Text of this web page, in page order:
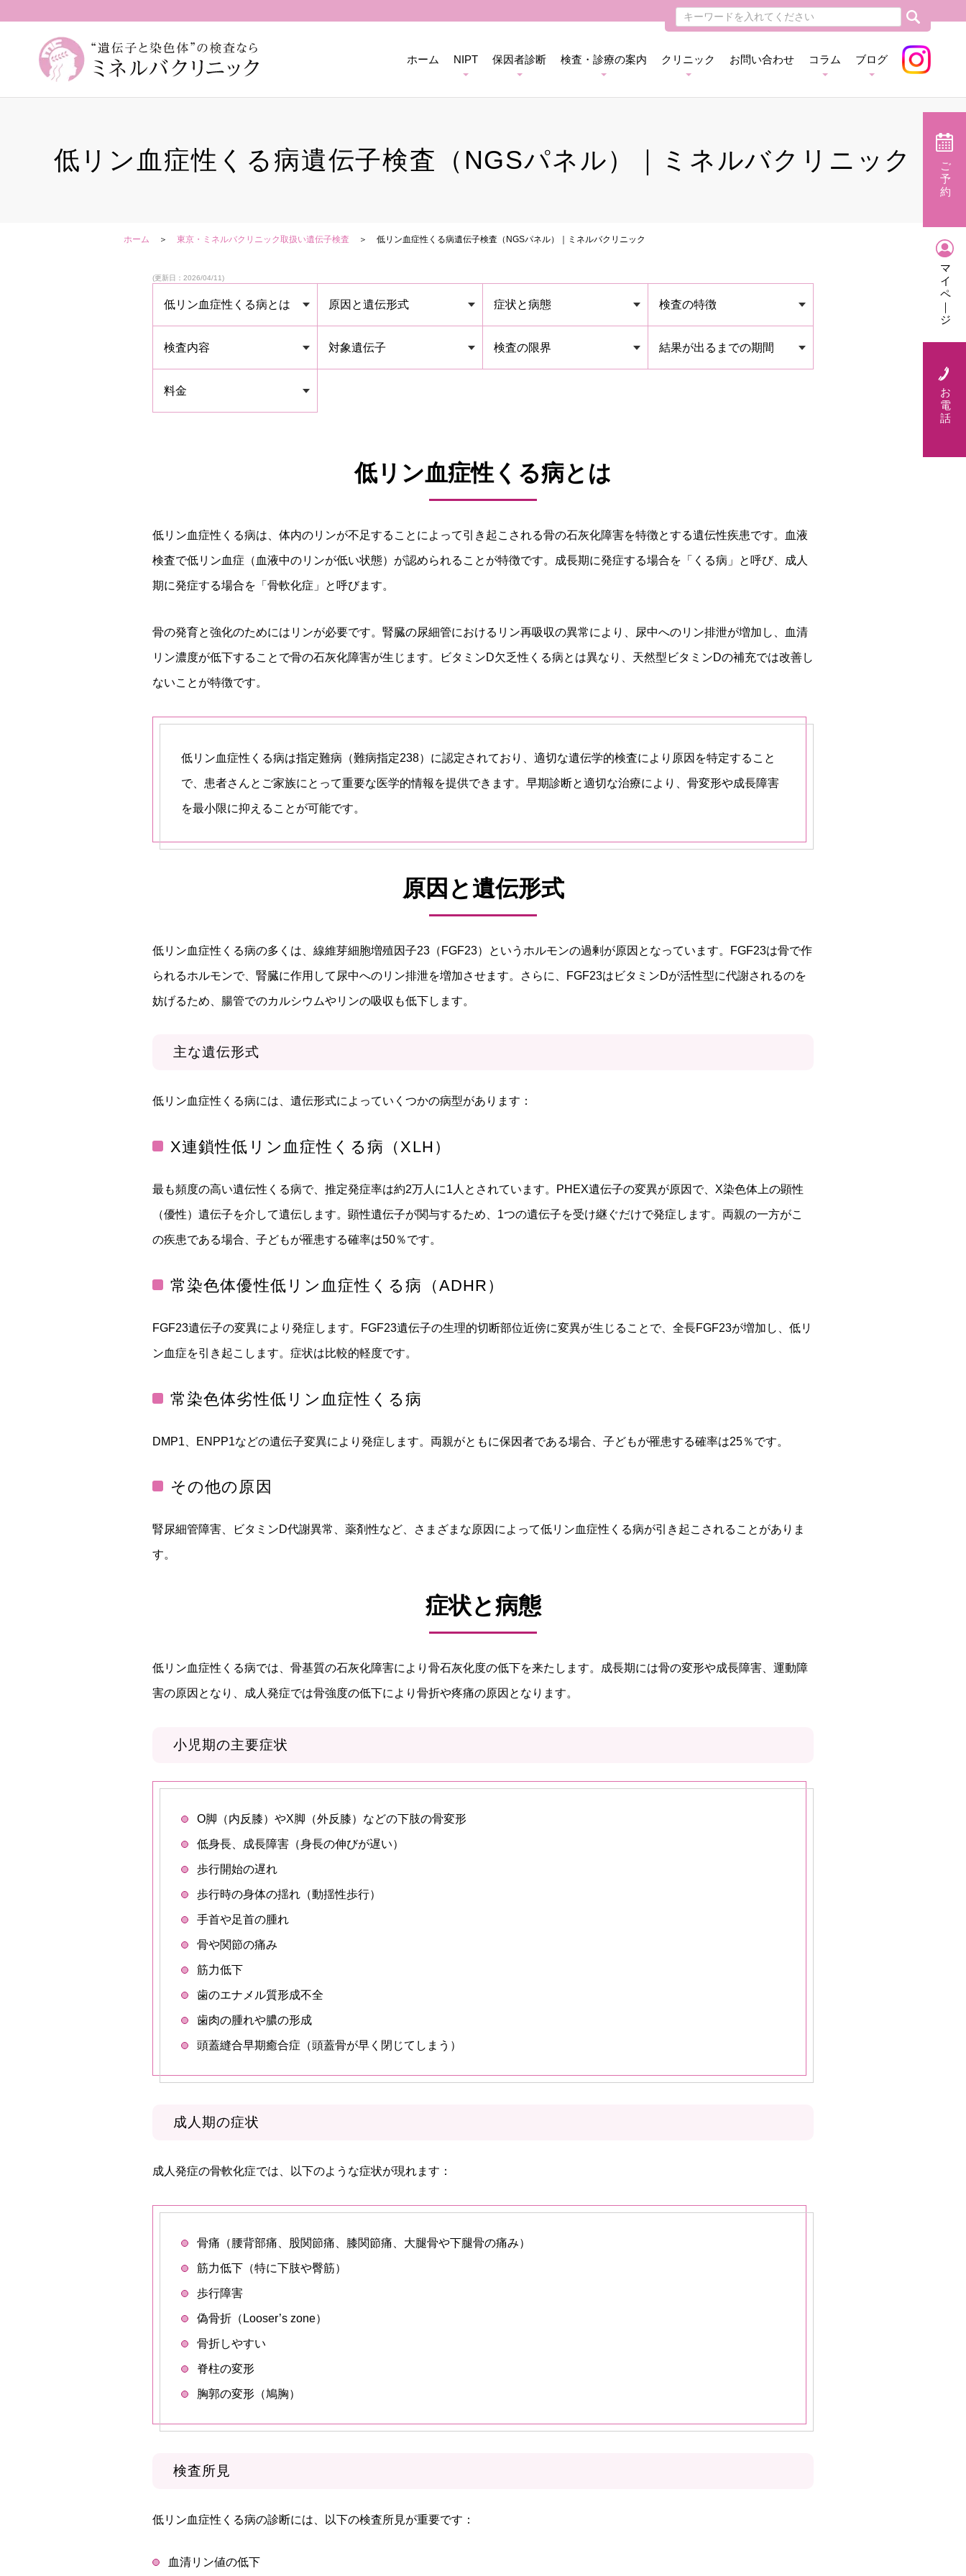
ホーム NIPT 保因者診断 検査・診療の案内 クリニック お問い合わせ コラム ブログ
低リン血症性くる病遺伝子検査（NGSパネル）｜ミネルバクリニック
ホーム 東京・ミネルバクリニック取扱い遺伝子検査 低リン血症性くる病遺伝子検査（NGSパネル）｜ミネルバクリニック
(更新日：2026/04/11)
低リン血症性くる病とは 原因と遺伝形式 症状と病態 検査の特徴
検査内容 対象遺伝子 検査の限界 結果が出るまでの期間
料金
低リン血症性くる病とは
低リン血症性くる病は、体内のリンが不足することによって引き起こされる骨の石灰化障害を特徴とする遺伝性疾患です。血液
検査で低リン血症（血液中のリンが低い状態）が認められることが特徴です。成長期に発症する場合を「くる病」と呼び、成人
期に発症する場合を「骨軟化症」と呼びます。
骨の発育と強化のためにはリンが必要です。腎臓の尿細管におけるリン再吸収の異常により、尿中へのリン排泄が増加し、血清
リン濃度が低下することで骨の石灰化障害が生じます。ビタミンD欠乏性くる病とは異なり、天然型ビタミンDの補充では改善し
ないことが特徴です。
低リン血症性くる病は指定難病（難病指定238）に認定されており、適切な遺伝学的検査により原因を特定すること
で、患者さんとご家族にとって重要な医学的情報を提供できます。早期診断と適切な治療により、骨変形や成長障害
を最小限に抑えることが可能です。
原因と遺伝形式
低リン血症性くる病の多くは、線維芽細胞増殖因子23（FGF23）というホルモンの過剰が原因となっています。FGF23は骨で作
られるホルモンで、腎臓に作用して尿中へのリン排泄を増加させます。さらに、FGF23はビタミンDが活性型に代謝されるのを
妨げるため、腸管でのカルシウムやリンの吸収も低下します。
主な遺伝形式
低リン血症性くる病には、遺伝形式によっていくつかの病型があります：
X連鎖性低リン血症性くる病（XLH）
最も頻度の高い遺伝性くる病で、推定発症率は約2万人に1人とされています。PHEX遺伝子の変異が原因で、X染色体上の顕性
（優性）遺伝子を介して遺伝します。顕性遺伝子が関与するため、1つの遺伝子を受け継ぐだけで発症します。両親の一方がこ
の疾患である場合、子どもが罹患する確率は50％です。
常染色体優性低リン血症性くる病（ADHR）
FGF23遺伝子の変異により発症します。FGF23遺伝子の生理的切断部位近傍に変異が生じることで、全長FGF23が増加し、低リ
ン血症を引き起こします。症状は比較的軽度です。
常染色体劣性低リン血症性くる病
DMP1、ENPP1などの遺伝子変異により発症します。両親がともに保因者である場合、子どもが罹患する確率は25％です。
その他の原因
腎尿細管障害、ビタミンD代謝異常、薬剤性など、さまざまな原因によって低リン血症性くる病が引き起こされることがありま
す。
症状と病態
低リン血症性くる病では、骨基質の石灰化障害により骨石灰化度の低下を来たします。成長期には骨の変形や成長障害、運動障
害の原因となり、成人発症では骨強度の低下により骨折や疼痛の原因となります。
小児期の主要症状
O脚（内反膝）やX脚（外反膝）などの下肢の骨変形
低身長、成長障害（身長の伸びが遅い）
歩行開始の遅れ
歩行時の身体の揺れ（動揺性歩行）
手首や足首の腫れ
骨や関節の痛み
筋力低下
歯のエナメル質形成不全
歯肉の腫れや膿の形成
頭蓋縫合早期癒合症（頭蓋骨が早く閉じてしまう）
成人期の症状
成人発症の骨軟化症では、以下のような症状が現れます：
骨痛（腰背部痛、股関節痛、膝関節痛、大腿骨や下腿骨の痛み）
筋力低下（特に下肢や臀筋）
歩行障害
偽骨折（Looser’s zone）
骨折しやすい
脊柱の変形
胸郭の変形（鳩胸）
検査所見
低リン血症性くる病の診断には、以下の検査所見が重要です：
血清リン値の低下
ご
予
約
マ
イ
ペ
｜
ジ
お
電
話